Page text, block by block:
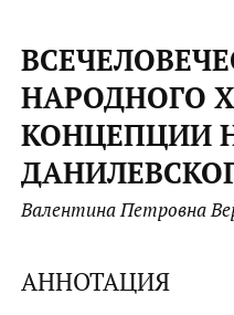
НАРОДНОГО
КОНЦЕПЦИИ
Валентина Петровна
АННОТАЦИЯ